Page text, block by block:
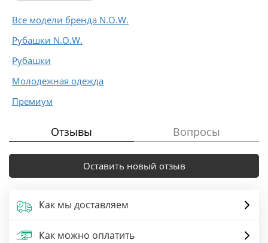
Все модели бренда N.O.W.
Рубашки N.O.W.
Рубашки
Молодежная одежда
Премиум
Отзывы Вопросы
Оставить новый отзыв
Как мы доставляем
Как можно оплатить